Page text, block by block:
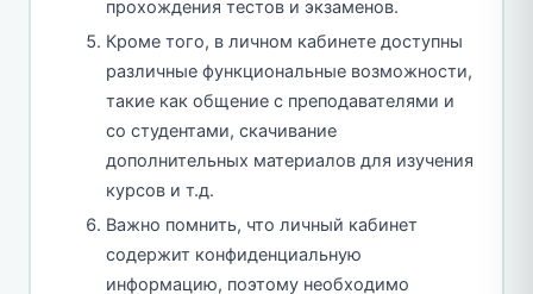
прохождения тестов и экзаменов.
Кроме того, в личном кабинете доступны
различные функциональные возможности,
такие как общение с преподавателями и
со студентами, скачивание
дополнительных материалов для изучения
курсов и т.д.
Важно помнить, что личный кабинет
содержит конфиденциальную
информацию, поэтому необходимо